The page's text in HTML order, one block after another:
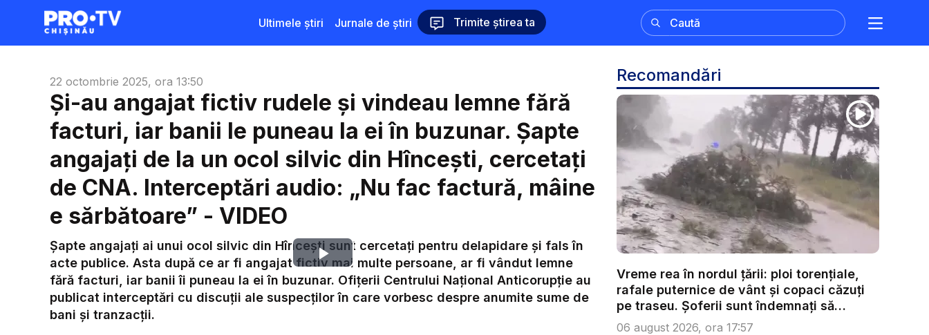
Ultimele știri Jurnale de știri Trimite știrea ta
22 octombrie 2025, ora 13:50
Și-au angajat fictiv rudele și vindeau lemne fără
facturi, iar banii le puneau la ei în buzunar. Șapte
angajați de la un ocol silvic din Hîncești, cercetați
de CNA. Interceptări audio: „Nu fac factură, mâine
e sărbătoare” - VIDEO
Play
Video
Șapte angajați ai unui ocol silvic din Hîncești sunt cercetați pentru delapidare și fals în
acte publice. Asta după ce ar fi angajat fictiv mai multe persoane, ar fi vândut lemne
fără facturi, iar banii îi puneau la ei în buzunar. Ofițerii Centrului Național Anticorupție au
publicat interceptări cu discuții ale suspecților în care vorbesc despre anumite sume de
bani și tranzacții.
Recomandări
Vreme rea în nordul țării: ploi torențiale,
rafale puternice de vânt și copaci căzuți
pe traseu. Șoferii sunt îndemnați să
condu...
06 august 2026, ora 17:57